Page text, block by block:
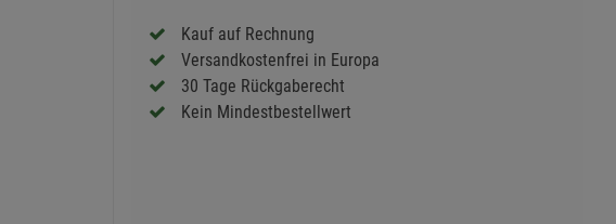
Kauf auf Rechnung
Versandkostenfrei in Europa
30 Tage Rückgaberecht
Kein Mindestbestellwert